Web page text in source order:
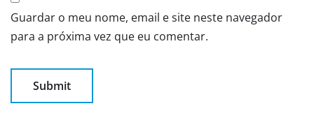
Guardar o meu nome, email e site neste navegador
para a próxima vez que eu comentar.